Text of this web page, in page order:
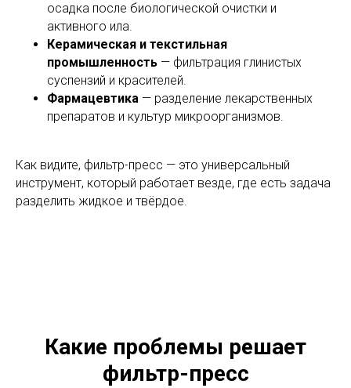
осадка после биологической очистки и
активного ила.
Керамическая и текстильная
промышленность — фильтрация глинистых
суспензий и красителей.
Фармацевтика — разделение лекарственных
препаратов и культур микроорганизмов.
Как видите, фильтр-пресс — это универсальный
инструмент, который работает везде, где есть задача
разделить жидкое и твёрдое.
Какие проблемы решает
фильтр-пресс